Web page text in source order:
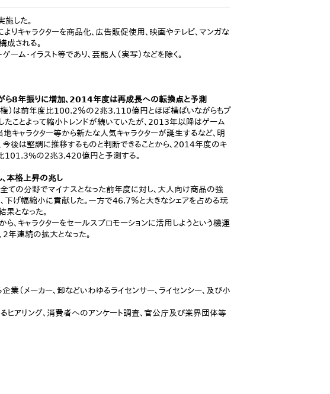
した。
りキャラクターを商品化、広告販促使用、映画やテレビ、マンガな
成される。
ーム・イラスト等であり、芸能人（実写）などを除く。
8年振りに増加、2014年度は再成長への転換点と予測
）は前年度比100.2％の2兆3,110億円とほぼ横ばいながらもプ
たことよって縮小トレンドが続いていたが、2013年以降はゲーム
地キャラクター等から新たな人気キャラクターが誕生するなど、明
後は堅調に推移するものと判断できることから、2014年度のキ
比101.3%の2兆3,420億円と予測する。
本格上昇の兆し
ての分野でマイナスとなった前年度に対し、大人向け商品の強
下げ幅縮小に貢献した。一方で46.7％と大きなシェアを占める玩
となった。
キャラクターをセールスプロモーションに活用しようという機運
年連続の拡大となった。
業（メーカー、卸などいわゆるライセンサー、ライセンシー、及び小
アリング、消費者へのアンケート調査、官公庁及び業界団体等